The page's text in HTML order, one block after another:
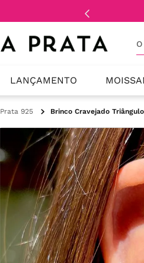
LANÇAMENTO
Prata 925 Brinco Cravejado